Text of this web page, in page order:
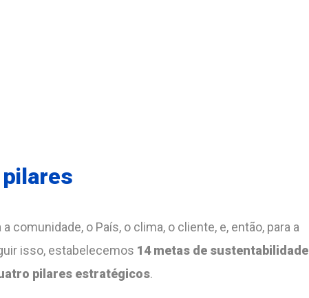
o País, o clima, o cliente, e, então, para a
isso, estabelecemos 14 metas de sustentabilidade
pilares estratégicos.